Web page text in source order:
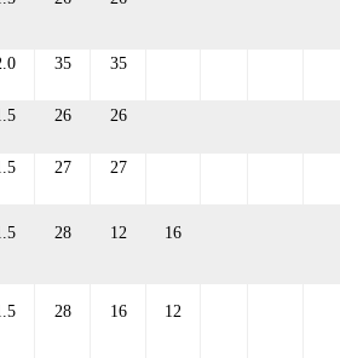
0 35 35
26 26
27 27
28 12 16
28 16 12